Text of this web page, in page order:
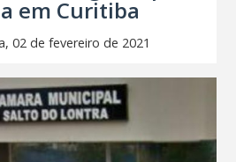
em Curitiba
02 de fevereiro de 2021